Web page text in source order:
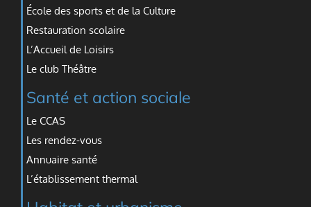
École des sports et de la Culture
Restauration scolaire
L’Accueil de Loisirs
Le club Théâtre
Santé et action sociale
Le CCAS
Les rendez-vous
Annuaire santé
L’établissement thermal